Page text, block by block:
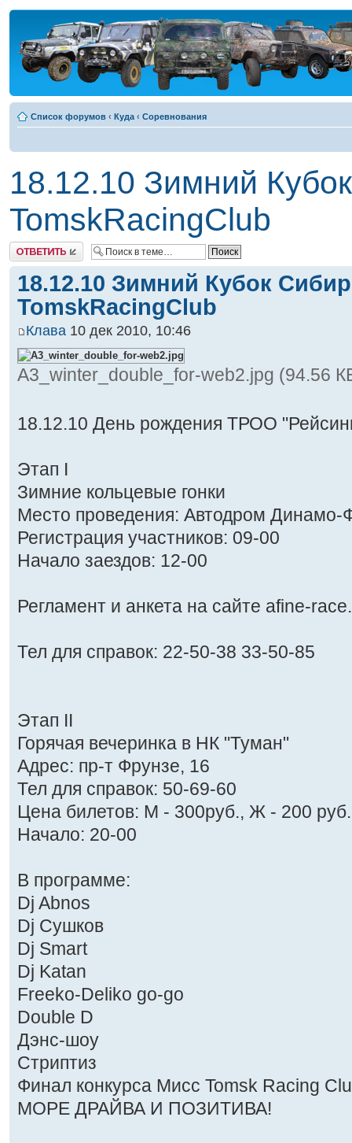
Список форумов ‹ Куда ‹ Соревнования
18.12.10 Зимний
TomskRacingClub
Ответить
18.12.10 Зимний Кубок
TomskRacingClub
Клава 10 дек 2010, 10:46
А3_winter_double_for-web2.jpg (94.56
18.12.10 День рождения ТРОО
Этап I
Зимние кольцевые гонки
Место проведения: Автодром
Регистрация участников: 09-00
Начало заездов: 12-00
Регламент и анкета на сайте afine-
Тел для справок: 22-50-38 33-50-85
Этап II
Горячая вечеринка в НК "Туман"
Адрес: пр-т Фрунзе, 16
Тел для справок: 50-69-60
Цена билетов: М - 300руб., Ж - 200 руб.
Начало: 20-00
В программе:
Dj Abnos
Dj Сушков
Dj Smart
Dj Katan
Freeko-Deliko go-go
Double D
Дэнс-шоу
Стриптиз
Финал конкурса Мисс Tomsk Racing
МОРЕ ДРАЙВА И ПОЗИТИВА!